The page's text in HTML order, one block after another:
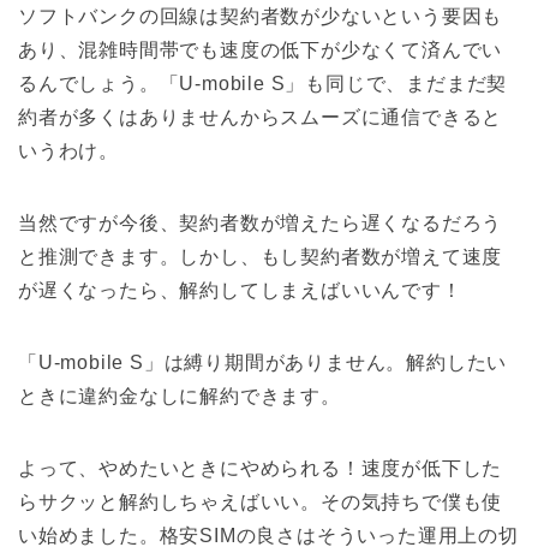
ソフトバンクの回線は契約者数が少ないという要因も
あり、混雑時間帯でも速度の低下が少なくて済んでい
るんでしょう。「U-mobile S」も同じで、まだまだ契
約者が多くはありませんからスムーズに通信できると
いうわけ。
当然ですが今後、契約者数が増えたら遅くなるだろう
と推測できます。しかし、もし契約者数が増えて速度
が遅くなったら、解約してしまえばいいんです！
「U-mobile S」は縛り期間がありません。解約したい
ときに違約金なしに解約できます。
よって、やめたいときにやめられる！速度が低下した
らサクッと解約しちゃえばいい。その気持ちで僕も使
い始めました。格安SIMの良さはそういった運用上の切